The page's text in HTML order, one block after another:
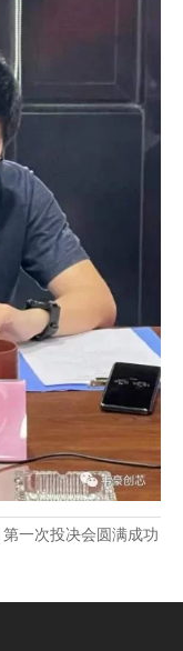
一次投决会圆满成功